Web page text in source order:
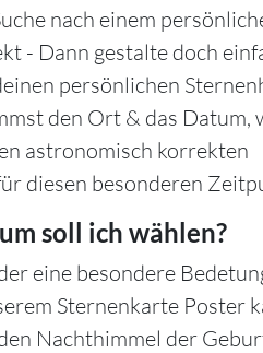
nach einem
- Dann gestalte doch
persönlichen
den Ort & das Datum,
astronomisch korrekten
diesen besonderen
soll ich wählen?
eine besondere
Sternenkarte Poster
Nachthimmel der